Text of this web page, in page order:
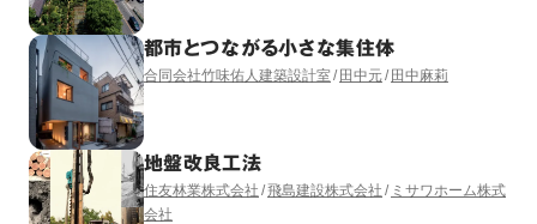
都市とつながる小さな集住体
合同会社竹味佑人建築設計室 田中元 田中麻莉
地盤改良工法
住友林業株式会社 飛島建設株式会社
ミサワホーム株式
会社